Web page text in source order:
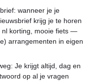
wanneer je je
krijg je te horen
nl korting, mooie fiets —
arrangementen in eigen
Je krijgt altijd, dag en
op al je vragen